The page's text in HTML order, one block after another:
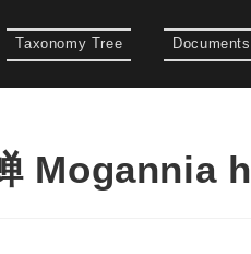
Taxonomy Tree Documents
Mogannia